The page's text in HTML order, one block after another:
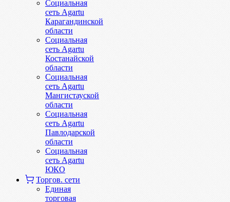
Социальная
сеть Agartu
Карагандинской
области
Социальная
сеть Agartu
Костанайской
области
Социальная
сеть Agartu
Мангистауской
области
Социальная
сеть Agartu
Павлодарской
области
Социальная
сеть Agartu
ЮКО
Торгов. сети
Единая
торговая